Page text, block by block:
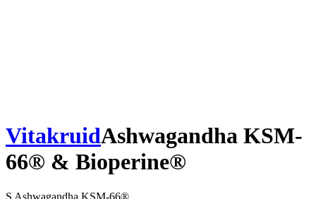
VitakruidAshwagandha KSM-
66® & Bioperine®
S Ashwagandha KSM-66®